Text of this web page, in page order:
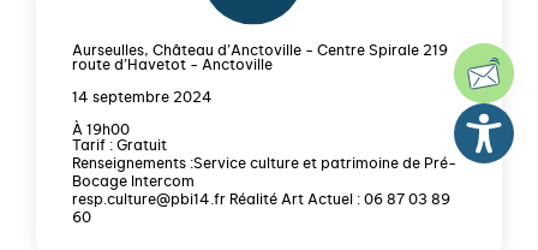
Aurseulles, Château d’Anctoville - Centre Spirale 219
route d’Havetot - Anctoville
14 septembre 2024
À 19h00
Tarif : Gratuit
Renseignements :Service culture et patrimoine de Pré-
Bocage Intercom
resp.culture@pbi14.fr Réalité Art Actuel : 06 87 03 89
60